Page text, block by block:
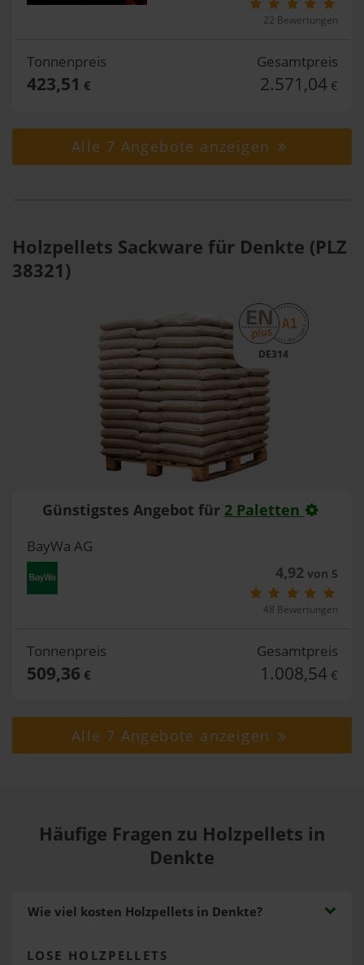
22 Bewertungen
Tonnenpreis
423,51 €
Gesamtpreis
2.571,04 €
Alle 7 Angebote anzeigen
Holzpellets Sackware für Denkte (PLZ
38321)
DE314
Günstigstes Angebot für 2 Paletten
BayWa AG
4,92von 5
48 Bewertungen
Tonnenpreis
509,36 €
Gesamtpreis
1.008,54 €
Alle 7 Angebote anzeigen
Häufige Fragen zu Holzpellets in
Denkte
Wie viel kosten Holzpellets in Denkte?
LOSE HOLZPELLETS